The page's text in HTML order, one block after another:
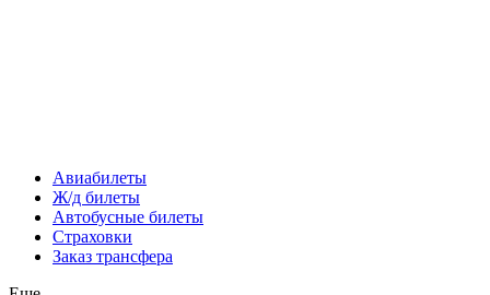
Авиабилеты
Ж/д билеты
Автобусные билеты
Страховки
Заказ трансфера